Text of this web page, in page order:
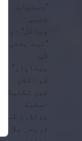
"دستیاب
شمسی
وسائل" اور
"نیٹ بجلی
کی
پیداوار"
کو اکثر
غیر تکنیکی
اسٹیک
ہولڈرز کے
ذریعہ ملایا